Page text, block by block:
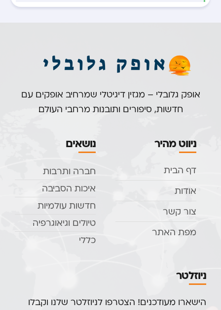
אופק גלובלי – מגזין דיגיטלי שמרחיב אופקים עם
חדשות, סיפורים ותובנות מרחבי העולם.
ניווט מהיר
דף הבית
אודות
צור קשר
מפת האתר
נושאים
חברה ותרבות
איכות הסביבה
חדשות עולמיות
טיולים וגיאוגרפיה
כללי
ניוזלטר
הישארו מעודכנים! הצטרפו לניוזלטר שלנו וקבלו